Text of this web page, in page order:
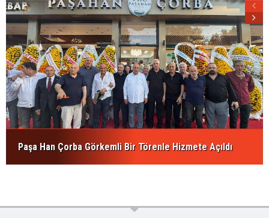
Paşa Han Çorba Görkemli Bir Törenle Hizmete Açıldı